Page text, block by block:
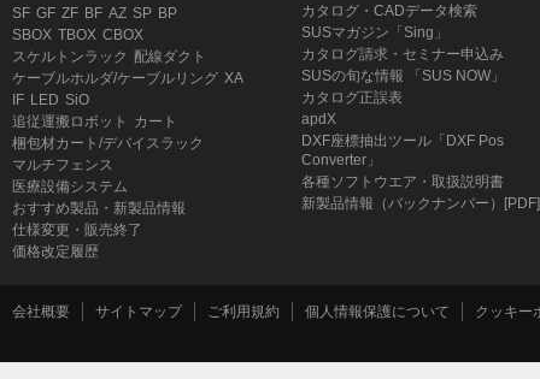
SF GF ZF BF AZ SP BP
SBOX TBOX CBOX
スケルトンラック 配線ダクト
ケーブルホルダ/ケーブルリング XA
IF LED SiO
追従運搬ロボット
カート
梱包材カート/デバイスラック
マルチフェンス
医療設備システム
おすすめ製品・新製品情報
仕様変更・販売終了
価格改定履歴
カタログ・CADデータ検索
SUSマガジン「Sing」
カタログ請求・セミナー申込み
SUSの旬な情報 「SUS NOW」
カタログ正誤表
apdX
DXF座標抽出ツール「DXF Pos
Converter」
各種ソフトウエア・取扱説明書
新製品情報（バックナンバー）[PDF]
会社概要 サイトマップ ご利用規約 個人情報保護について クッキー